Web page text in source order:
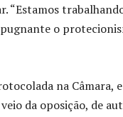
“Estamos
o
na Câmara,
da oposição, de